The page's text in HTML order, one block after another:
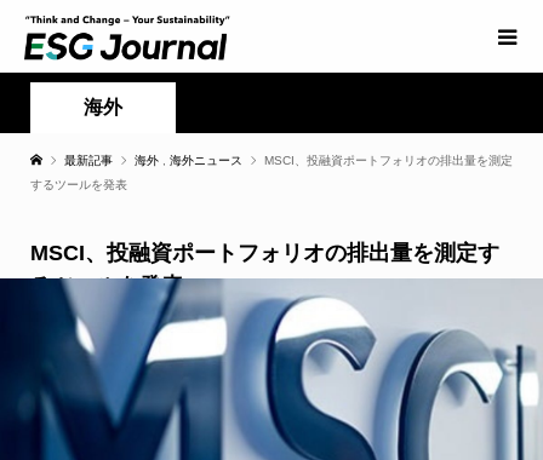
海外
最新記事 海外 海外ニュース
MSCI、投融資ポートフォリオの排出量を測定
するツールを発表
MSCI、投融資ポートフォリオの排出量を測定す
るツールを発表